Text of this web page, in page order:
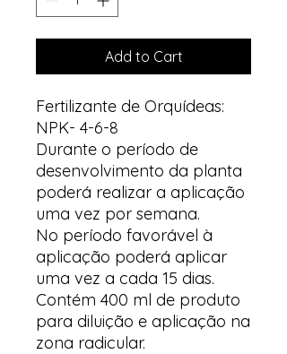
Add to Cart
Fertilizante de Orquídeas:
NPK- 4-6-8
Durante o período de
desenvolvimento da planta
poderá realizar a aplicação
uma vez por semana.
No período favorável à
aplicação poderá aplicar
uma vez a cada 15 dias.
Contém 400 ml de produto
para diluição e aplicação na
zona radicular.